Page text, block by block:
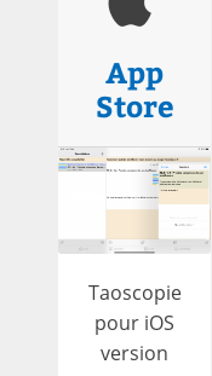
App
Store
Taoscopie
pour iOS
version